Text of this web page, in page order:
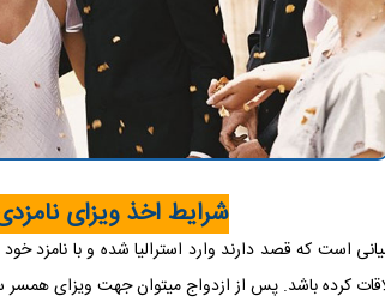
شرایط اخذ ویزای نامزدی
پس از ازدواج میتوان جهت ویزای همسر ساب کلاس 801/